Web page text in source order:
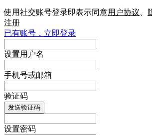
使用社交账号登录即表示同意用户协议
注册
已有账号，立即登录
设置用户名
手机号或邮箱
验证码
发送验证码
设置密码